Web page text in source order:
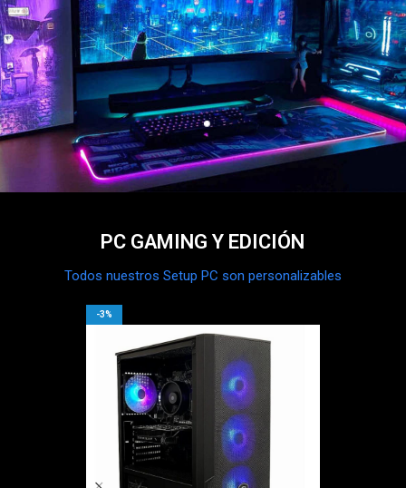
PC GAMING Y EDICIÓN
Todos nuestros Setup PC son personalizables
-3%